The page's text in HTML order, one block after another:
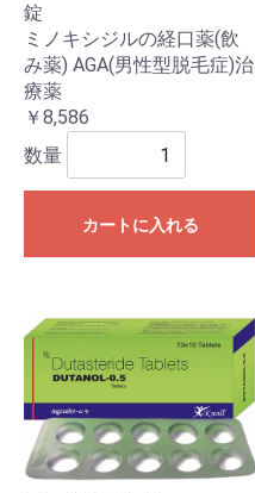
錠
ミノキシジルの経口薬(飲
み薬) AGA(男性型脱毛症)治
療薬
￥8,586
数量
カートに入れる